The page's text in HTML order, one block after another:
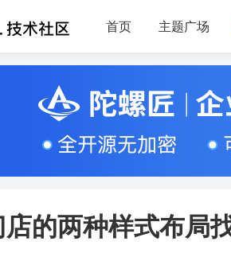
首页 主题广场
店的两种样式布局